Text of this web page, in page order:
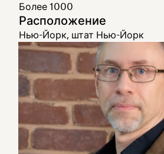
Более 1000
Расположение
Нью-Йорк, штат Нью-Йорк